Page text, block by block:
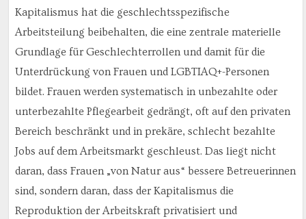
Kapitalismus hat die geschlechtsspezifische
Arbeitsteilung beibehalten, die eine zentrale materielle
Grundlage für Geschlechterrollen und damit für die
Unterdrückung von Frauen und LGBTIAQ+-Personen
bildet. Frauen werden systematisch in unbezahlte oder
unterbezahlte Pflegearbeit gedrängt, oft auf den privaten
Bereich beschränkt und in prekäre, schlecht bezahlte
Jobs auf dem Arbeitsmarkt geschleust. Das liegt nicht
daran, dass Frauen „von Natur aus“ bessere Betreuerinnen
sind, sondern daran, dass der Kapitalismus die
Reproduktion der Arbeitskraft privatisiert und